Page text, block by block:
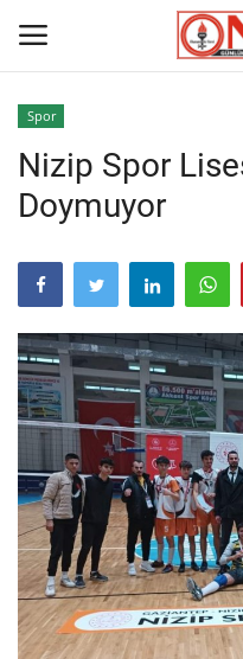
Ana
GÜNDEM
Gazete
Asayiş
Ulusalhaber
Siyaset
Ekonomi
Spor
SAĞLIK
Spor
Nizip Spor
Doymuyor